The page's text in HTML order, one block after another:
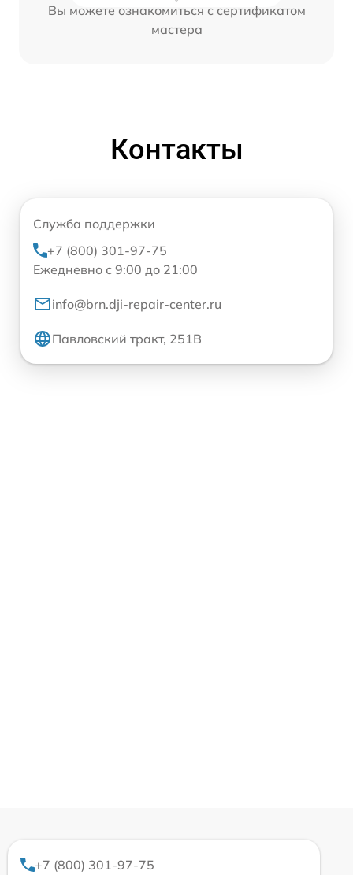
Вы можете ознакомиться с сертификатом
мастера
Контакты
Служба поддержки
+7 (800) 301-97-75
Ежедневно с 9:00 до 21:00
info@brn.dji-repair-center.ru
Павловский тракт, 251В
+7 (800) 301-97-75